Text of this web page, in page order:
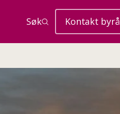
Søk Kontakt byrå